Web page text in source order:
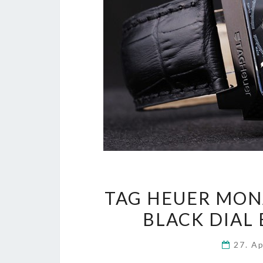
TAG HEUER
BLACK DIAL
27.